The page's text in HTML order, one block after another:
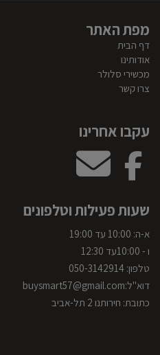
מפת האתר
דף הבית
אודותינו
מכשירי סלולר
צרו קשר
עקבו אחרינו
שעות פעילות וטלפונים
א-ה: 10:00 עד 19:00
ו - 10:00עד 12:30
טלפון: 050-3142914
דוא"ל:
buysmart57@gmail.com
כתובת: חירותנו 2 תל-אביב